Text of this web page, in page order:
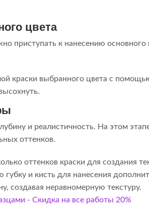
цвета
приступать к нанесению
краски выбранного цвета с
и реалистичность. На этом
оттенков.
оттенков краски для создания
губку и кисть для нанесения
создавая неравномерную текстуру.